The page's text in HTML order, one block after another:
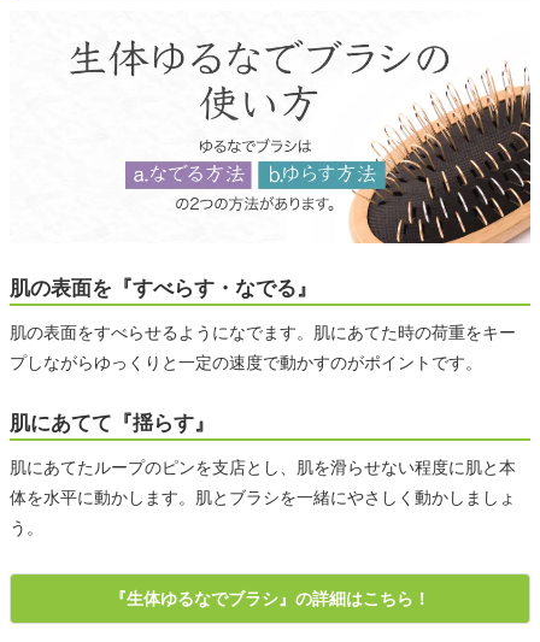
肌の表面を『すべらす・なでる』
肌の表面をすべらせるようになでます。肌にあてた時の荷重をキー
プしながらゆっくりと一定の速度で動かすのがポイントです。
肌にあてて『揺らす』
肌にあてたループのピンを支店とし、肌を滑らせない程度に肌と本
体を水平に動かします。肌とブラシを一緒にやさしく動かしましょ
う。
『生体ゆるなでブラシ』の詳細はこちら！